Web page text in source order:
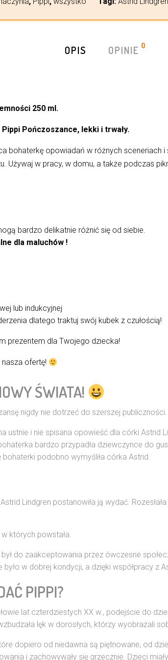
OPIS OPINIE 0
250 ml.
Pończoszance, lekki i trwały.
bohaterkę opowiadań w różnych sceneriach
Używaj w pracy, w domu, a także podczas
bardzo delikatnie różnić się od siebie.
dla maluchów !
lub indukcyjnej
dlatego traktuj swój kubek z czułością!
prezentem dla Twojego dziecka!
nasza ofertę!
ŚWIATA!
nigdy nie dotrzeć do szerszej
i nie spisana opowieść dla córki Astrid
bardzo przypadła dziewczynce do
podobno wymyśliła córka Astrid.
Lindgren postanowiła ją wydać.
których powstała.
do zaakceptowania przez ówczesne
w dobrej kondycji, a dzięki współpracy z
PIPPI?
lat czterdziestych XX w., podejście do
lęk w dorosłych, którzy wyobrażali
dopiero od niedawna są piętnowane, od
i zachowywały się grzecznie. Dzieci